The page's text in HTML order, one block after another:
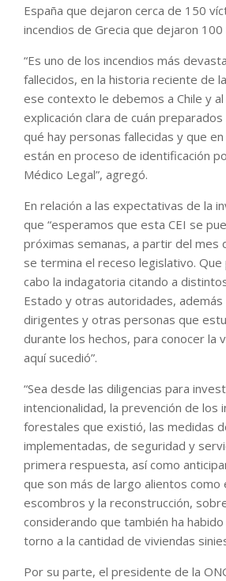
España que dejaron cerca de 150
incendios de Grecia que dejaron 100
“Es uno de los incendios más
fallecidos, en la historia reciente de
ese contexto le debemos a Chile y al
explicación clara de cuán
qué hay personas fallecidas y que
están en proceso de identificación
Médico Legal”, agregó.
En relación a las expectativas de la
que “esperamos que esta CEI se
próximas semanas, a partir del mes
se termina el receso legislativo.
cabo la indagatoria citando a
Estado y otras autoridades, además
dirigentes y otras personas que
durante los hechos, para conocer la
aquí sucedió”.
“Sea desde las diligencias para
intencionalidad, la prevención de los
forestales que existió, las medidas
implementadas, de seguridad y
primera respuesta, así como
que son más de largo alientos como
escombros y la reconstrucción,
considerando que también ha
torno a la cantidad de viviendas
Por su parte, el presidente de la